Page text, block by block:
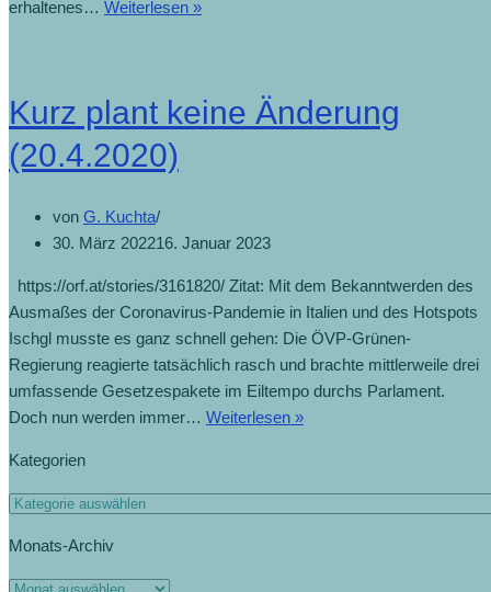
erhaltenes… Weiterlesen »PV-
(10.9.2023)
Kurz plant keine Änderung
(20.4.2020)
von G. Kuchta
30. März 202216. Januar 2023
https://orf.at/stories/3161820/ Zitat: Mit dem Bekanntwerden des
Ausmaßes der Coronavirus-Pandemie in Italien und des Hotspots
Ischgl musste es ganz schnell gehen: Die ÖVP-Grünen-
Regierung reagierte tatsächlich rasch und brachte mittlerweile drei
umfassende Gesetzespakete im Eiltempo durchs Parlament.
Doch nun werden immer… Weiterlesen »Kurz
Änderung
Kategorien
Kategorien
Monats-Archiv
Monats-